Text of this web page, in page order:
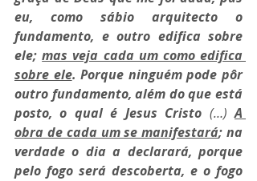
eu, como sábio arquitecto o
fundamento, e outro edifica sobre
ele; mas veja cada um como edifica
sobre ele. Porque ninguém pode pôr
outro fundamento, além do que está
posto, o qual é Jesus Cristo (…) A
obra de cada um se manifestará; na
verdade o dia a declarará, porque
pelo fogo será descoberta, e o fogo